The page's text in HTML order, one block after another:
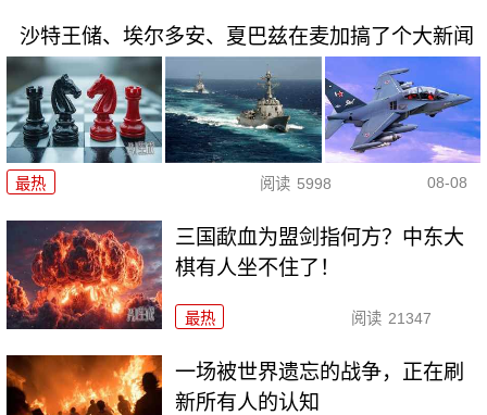
沙特王储、埃尔多安、夏巴兹在麦加搞了个大新闻
最热 阅读 5998 08-08
三国歃血为盟剑指何方？中东大
棋有人坐不住了！
最热 阅读 21347
一场被世界遗忘的战争，正在刷
新所有人的认知